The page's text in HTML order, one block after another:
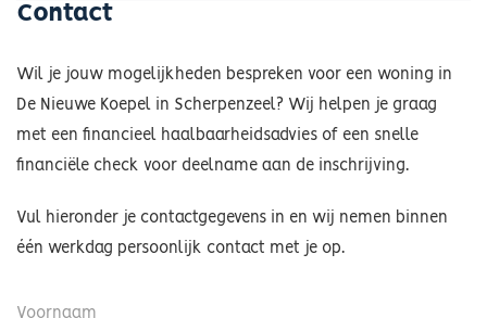
Contact
Wil je jouw mogelijkheden bespreken voor een woning in
De Nieuwe Koepel in Scherpenzeel? Wij helpen je graag
met een financieel haalbaarheidsadvies of een snelle
financiële check voor deelname aan de inschrijving.
Vul hieronder je contactgegevens in en wij nemen binnen
één werkdag persoonlijk contact met je op.